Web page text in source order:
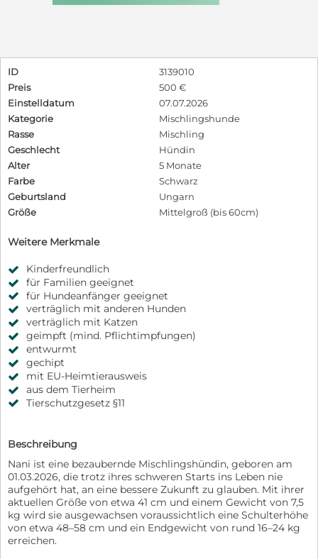
ID
3139010
Preis
500 €
Einstelldatum
07.07.2026
Kategorie
Mischlingshunde
Rasse
Mischling
Geschlecht
Hündin
Alter
5 Monate
Farbe
Schwarz
Geburtsland
Ungarn
Größe
Mittelgroß (bis 60cm)
Weitere Merkmale
Kinderfreundlich
für Familien geeignet
für Hundeanfänger geeignet
verträglich mit anderen Hunden
verträglich mit Katzen
geimpft (mind. Pflichtimpfungen)
entwurmt
gechipt
mit EU-Heimtierausweis
aus dem Tierheim
Tierschutzgesetz §11
Beschreibung
Nani ist eine bezaubernde Mischlingshündin, geboren am
01.03.2026, die trotz ihres schweren Starts ins Leben nie
aufgehört hat, an eine bessere Zukunft zu glauben. Mit ihrer
aktuellen Größe von etwa 41 cm und einem Gewicht von 7,5
kg wird sie ausgewachsen voraussichtlich eine Schulterhöhe
von etwa 48–58 cm und ein Endgewicht von rund 16–24 kg
erreichen.